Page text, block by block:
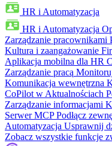
HR i Automatyzacja
HR i Automatyzacja
Zarządzanie pracownikami
Kultura i zaangażowanie
Aplikacja mobilna dla HR
Zarządzanie pracą
Komunikacja wewnętrzna
CoPilot w Aktualnościach
Zarządzanie informacjami
Serwer MCP Podłącz
Automatyzacja Usprawnij
Zobacz wszystkie funkcje